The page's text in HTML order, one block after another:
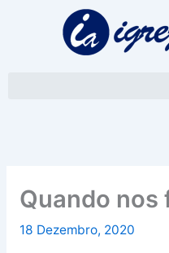
Quando nos
18 Dezembro, 2020